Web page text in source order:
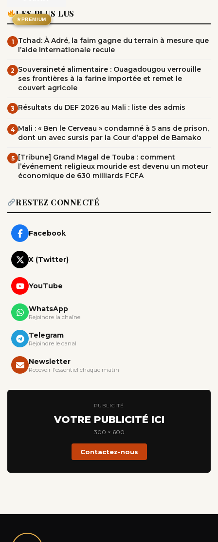
★PREMIUM
LES PLUS LUS
1
Tchad: À Adré, la faim gagne du terrain à mesure que
l’aide internationale recule
2 Souveraineté alimentaire : Ouagadougou verrouille
ses frontières à la farine importée et remet le
couvert agricole
3 Résultats du DEF 2026 au Mali : liste des admis
4 Mali : « Ben le Cerveau » condamné à 5 ans de prison,
dont un avec sursis par la Cour d’appel de Bamako
5
[Tribune] Grand Magal de Touba : comment
l’événement religieux mouride est devenu un moteur
économique de 630 milliards FCFA
RESTEZ CONNECTÉ
Facebook
X (Twitter)
YouTube
WhatsApp
Rejoindre la chaîne
Telegram
Rejoindre le canal
Newsletter
Recevoir l'essentiel chaque matin
PUBLICITÉ
VOTRE PUBLICITÉ ICI
300 × 600
Contactez-nous